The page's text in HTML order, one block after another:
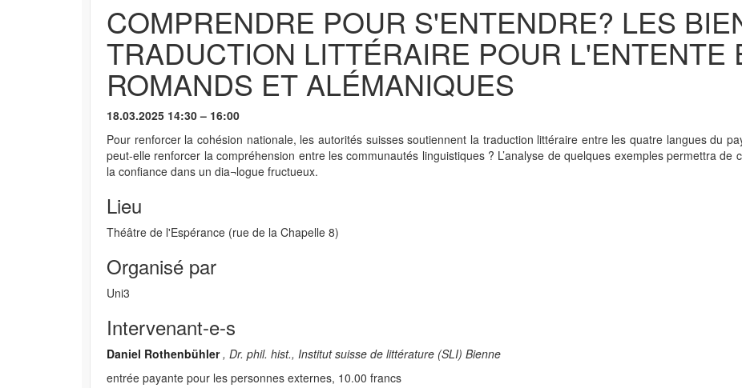
COMPRENDRE POUR S'ENTENDRE? LES
TRADUCTION LITTÉRAIRE POUR L'ENTENTE
ROMANDS ET ALÉMANIQUES
18.03.2025 14:30 – 16:00
Pour renforcer la cohésion nationale, les autorités suisses soutiennent la traduction littéraire entre les quatre langues du
peut-elle renforcer la compréhension entre les communautés linguistiques ? L’analyse de quelques exemples permettra
la confiance dans un dia¬logue fructueux.
Lieu
Théâtre de l'Espérance (rue de la Chapelle 8)
Organisé par
Uni3
Intervenant-e-s
Daniel Rothenbühler, Dr. phil. hist., Institut suisse de littérature (SLI) Bienne
entrée payante pour les personnes externes, 10.00 francs